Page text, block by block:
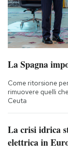
La Spagna
Come ritorsione
rimuovere quelli
Ceuta
La crisi idrica
elettrica in